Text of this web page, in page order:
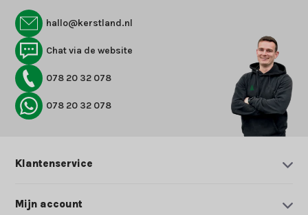
hallo@kerstland.nl
Chat via de website
078 20 32 078
078 20 32 078
Klantenservice
Mijn account